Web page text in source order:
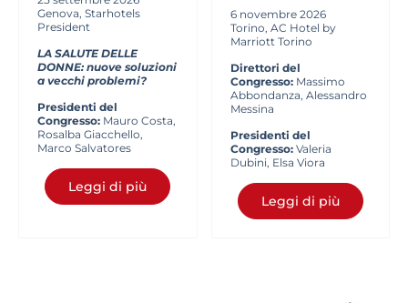
Genova, Starhotels
President
LA SALUTE DELLE
DONNE: nuove soluzioni
a vecchi problemi?
Presidenti del
Congresso: Mauro Costa,
Rosalba Giacchello,
Marco Salvatores
Leggi di più
6 novembre 2026
Torino, AC Hotel by
Marriott Torino
Direttori del
Congresso: Massimo
Abbondanza, Alessandro
Messina
Presidenti del
Congresso: Valeria
Dubini, Elsa Viora
Leggi di più